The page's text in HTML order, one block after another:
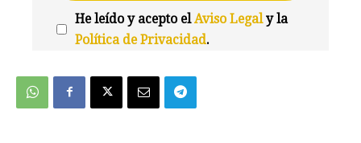
He leído y acepto elAviso Legaly la
Política de Privacidad.